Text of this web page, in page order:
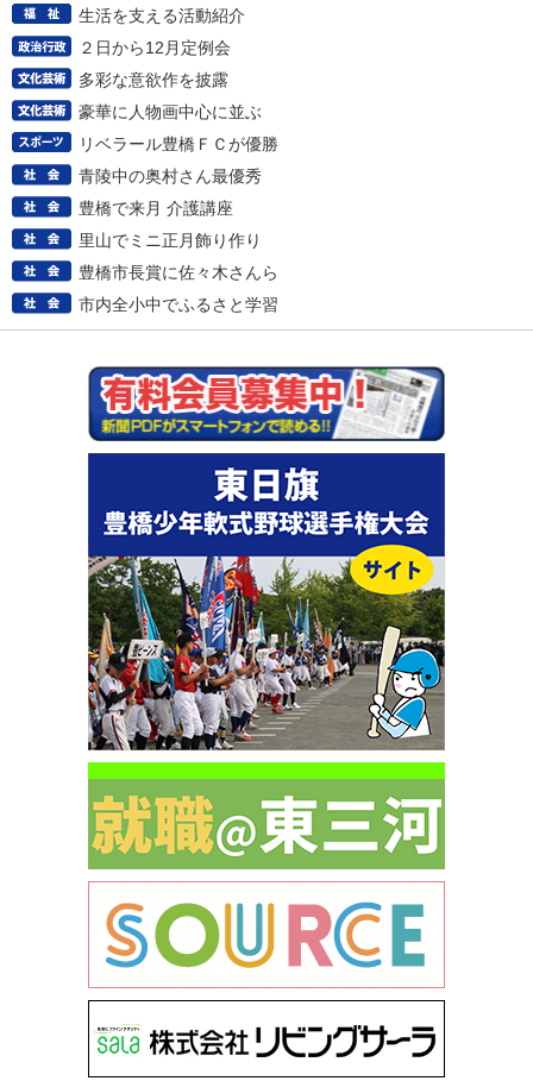
生活を支える活動紹介
２日から12月定例会
多彩な意欲作を披露
豪華に人物画中心に並ぶ
リベラール豊橋ＦＣが優勝
青陵中の奥村さん最優秀
豊橋で来月 介護講座
里山でミニ正月飾り作り
豊橋市長賞に佐々木さんら
市内全小中でふるさと学習